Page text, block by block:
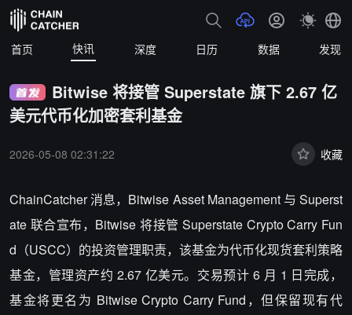
首页 快讯 深度 日历 数据 发现
Bitwise 将接管 Superstate 旗下 2.67 亿
美元代币化加密套利基金
2026-05-08 02:31:22 收藏
ChainCatcher 消息，Bitwise Asset Management 与 Superst
ate 联合宣布，Bitwise 将接管 Superstate Crypto Carry Fun
d（USCC）的投资管理职责，该基金为代币化现货套利策略
基金，管理资产约 2.67 亿美元。交易预计 6 月 1 日完成，
基金将更名为 Bitwise Crypto Carry Fund，但保留现有代